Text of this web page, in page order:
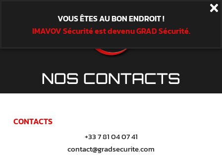
NOS CONTACTS
CONTACTS
+33 7 81 04 07 41
contact@gradsecurite.com
VOUS ÊTES AU BON ENDROIT !
IMAVOV Sécurité est devenu GRAD Sécurité.